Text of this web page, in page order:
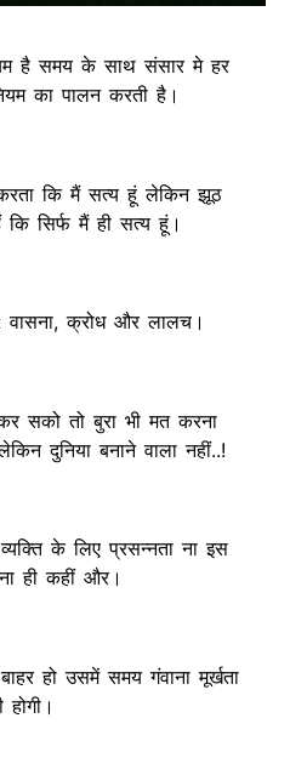
है समय के साथ संसार मे हर
का पालन करती है।
कि मैं सत्य हूं लेकिन झूठ
कि सिर्फ मैं ही सत्य हूं।
वासना, क्रोध और लालच।
सको तो बुरा भी मत करना
दुनिया बनाने वाला नहीं..!
के लिए प्रसन्नता ना इस
ही कहीं और।
हो उसमें समय गंवाना मूर्खता
होगी।